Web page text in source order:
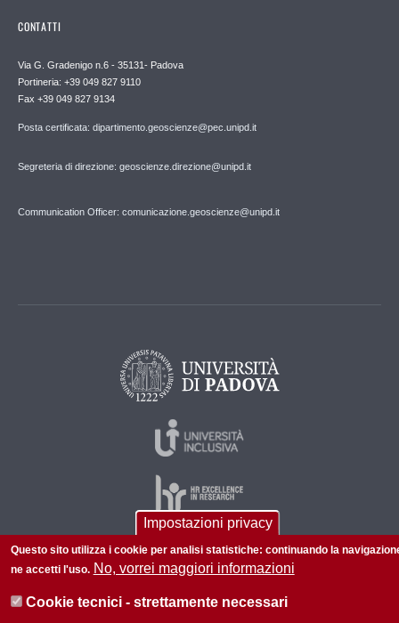
CONTATTI
Via G. Gradenigo n.6 - 35131- Padova
Portineria: +39 049 827 9110
Fax +39 049 827 9134
Posta certificata: dipartimento.geoscienze@pec.unipd.it
Segreteria di direzione: geoscienze.direzione@unipd.it
Communication Officer: comunicazione.geoscienze@unipd.it
© 2026 Università di Padova - Tutti i diritti riservati
Impostazioni privacy
Questo sito utilizza i cookie per analisi statistiche: continuando la
ne accetti l'uso. No, vorrei maggiori informazioni
Cookie tecnici - strettamente necessari